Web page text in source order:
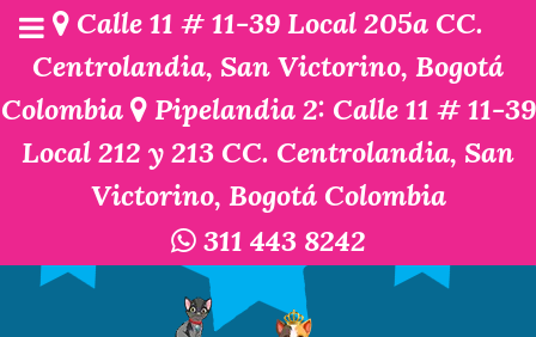
Calle 11 # 11-39 Local 205a CC.
Centrolandia, San Victorino, Bogotá
Colombia
Pipelandia 2: Calle 11 # 11-39
Local 212 y 213 CC. Centrolandia, San
Victorino, Bogotá Colombia
311 443 8242